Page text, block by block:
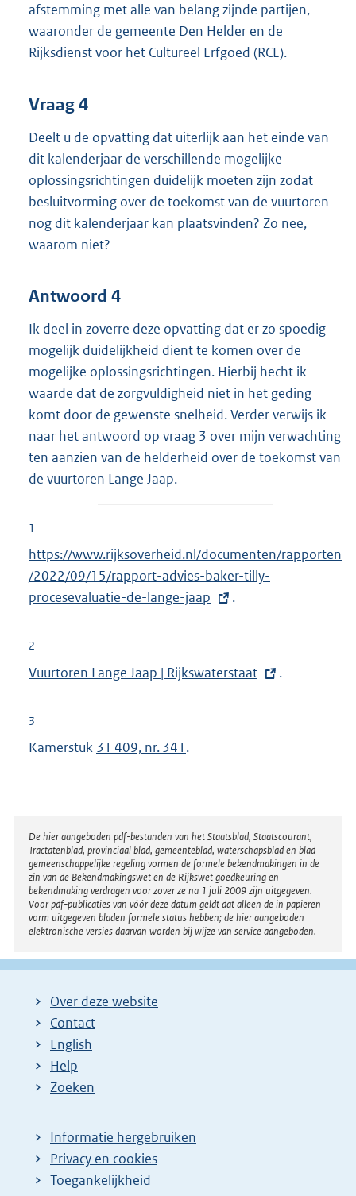
afstemming met alle van belang zijnde partijen,
waaronder de gemeente Den Helder en de
Rijksdienst voor het Cultureel Erfgoed (RCE).
Vraag 4
Deelt u de opvatting dat uiterlijk aan het einde van
dit kalenderjaar de verschillende mogelijke
oplossingsrichtingen duidelijk moeten zijn zodat
besluitvorming over de toekomst van de vuurtoren
nog dit kalenderjaar kan plaatsvinden? Zo nee,
waarom niet?
Antwoord 4
Ik deel in zoverre deze opvatting dat er zo spoedig
mogelijk duidelijkheid dient te komen over de
mogelijke oplossingsrichtingen. Hierbij hecht ik
waarde dat de zorgvuldigheid niet in het geding
komt door de gewenste snelheid. Verder verwijs ik
naar het antwoord op vraag 3 over mijn verwachting
ten aanzien van de helderheid over de toekomst van
de vuurtoren Lange Jaap.
1
E
x
t
r
e
i
n
https://www.rijksoverheid.nl/documenten/rapporten
/2022/09/15/rapport-advies-baker-tilly-
procesevaluatie-de-lange-jaap
.
2
E
t
r
i
n
k
:
Vuurtoren Lange Jaap | Rijkswaterstaat .
3
Kamerstuk 31 409, nr. 341 .
Disclaimer
De hier aangeboden pdf-bestanden van het Staatsblad, Staatscourant,
Tractatenblad, provinciaal blad, gemeenteblad, waterschapsblad en blad
gemeenschappelijke regeling vormen de formele bekendmakingen in de
zin van de Bekendmakingswet en de Rijkswet goedkeuring en
bekendmaking verdragen voor zover ze na 1 juli 2009 zijn uitgegeven.
Voor pdf-publicaties van vóór deze datum geldt dat alleen de in papieren
vorm uitgegeven bladen formele status hebben; de hier aangeboden
elektronische versies daarvan worden bij wijze van service aangeboden.
Over deze website
Contact
English
Help
Zoeken
Informatie hergebruiken
Privacy en cookies
Toegankelijkheid